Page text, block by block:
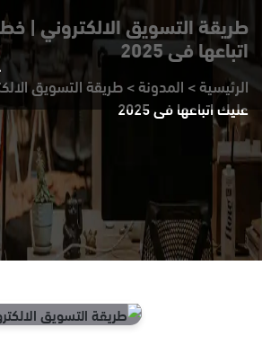
طريقة التسويق الالكتروني |
اتباعها فى 2025
الرئيسية> المدونة> طريقة التسويق
عليك اتباعها فى 2025